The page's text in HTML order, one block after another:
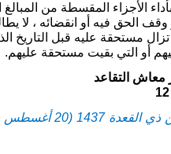
الأجزاء المقسطة من
فيه أو انقضائه ، لا
مستحقة عليه قبل التاريخ
أو التي بقيت مستحقة عليهم.
معاش التقاعد